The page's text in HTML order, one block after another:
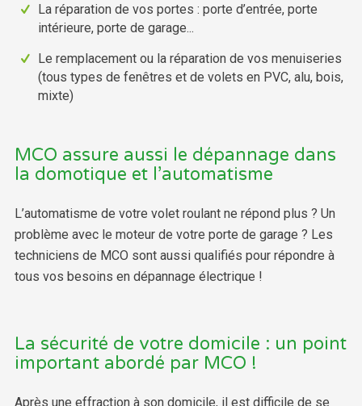
La réparation de vos portes : porte d’entrée, porte
intérieure, porte de garage...
Le remplacement ou la réparation de vos menuiseries
(tous types de fenêtres et de volets en PVC, alu, bois,
mixte)
MCO assure aussi le dépannage dans
la domotique et l’automatisme
L’automatisme de votre volet roulant ne répond plus ? Un
problème avec le moteur de votre porte de garage ? Les
techniciens de MCO sont aussi qualifiés pour répondre à
tous vos besoins en dépannage électrique !
La sécurité de votre domicile : un point
important abordé par MCO !
Après une effraction à son domicile, il est difficile de se